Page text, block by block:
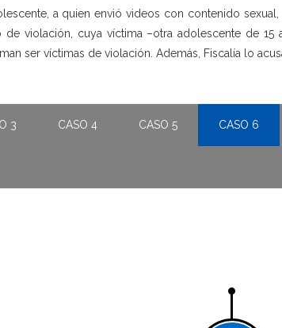
a quien envió videos con contenido sexual,
violación, cuya víctima –otra adolescente de
ser víctimas de violación. Además, Fiscalía lo
3 CASO 4 CASO 5 CASO 6